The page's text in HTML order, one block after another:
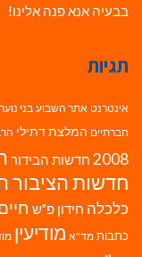
בבעיה אנא פנה אלינו!
תגיות
אינטרנט אתר השבוע בני נוער
חברתיים המלצת דתילי
2008 חדשות הבידור
חדשות הציבור
כלכלה חידון פ"ש
כתבות מד"א מודיעין